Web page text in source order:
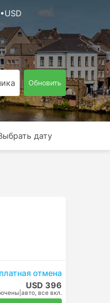
Обновить
дату
отмена
USD 396
авто, все вкл.